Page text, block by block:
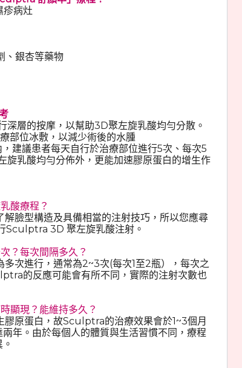
疹病灶
、銀杏等藥物
深層的按摩，以幫助3D聚左旋乳酸均勻分散。
部位冰敷，以減少術後的水腫
建議患者每天自行於治療部位進行5次、每次5
旋乳酸均勻分佈外，更能加速膠原蛋白的增生作
酸療程？
臉型構造及具備相當的注射技巧，所以您應尋
Sculptra 3D 聚左旋乳酸注射。
？每次間隔多久？
次進行，通常為2~3次(每次1至2瓶），每次之
的反應可能會有所不同，實際的注射次數也
顯現？能維持多久？
膠原蛋白，故Sculptra的治療效果會於1~3個月
年。由於每個人的體質與生活習慣不同，療程